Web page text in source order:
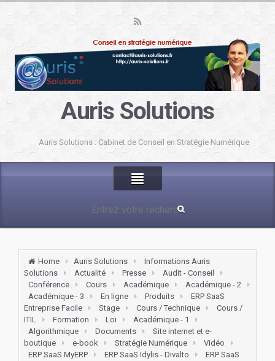
Auris Solutions
Auris Solutions : Cabinet de Conseil en Stratégie Numérique
Home Auris Solutions
Informations Auris
Solutions
Actualité Presse
Audit - Conseil
Conférence
Cours Académique
Académique - 2
Académique - 3
En ligne Produits
ERP SaaS
Entreprise Facile
Stage Cours / Technique
Cours /
ITIL
Formation Loi
Académique - 1
Algorithmique
Documents
Site internet et e-
boutique
e-book Stratégie Numérique
Vidéo
ERP SaaS MyERP
ERP SaaS Idylis - Divalto
ERP SaaS